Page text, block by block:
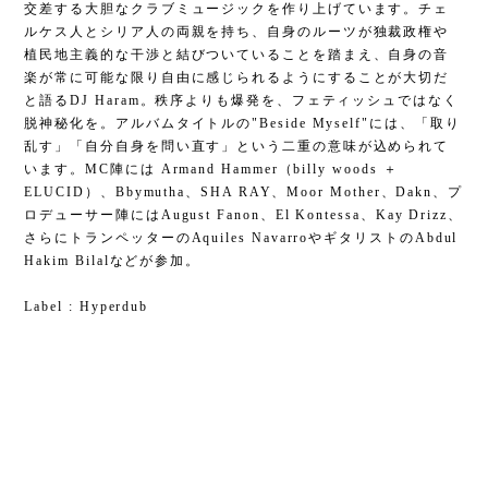
交差する大胆なクラブミュージックを作り上げています。チェ
ルケス人とシリア人の両親を持ち、自身のルーツが独裁政権や
植民地主義的な干渉と結びついていることを踏まえ、自身の音
楽が常に可能な限り自由に感じられるようにすることが大切だ
と語るDJ Haram。秩序よりも爆発を、フェティッシュではなく
脱神秘化を。アルバムタイトルの"Beside Myself"には、「取り
乱す」「自分自身を問い直す」という二重の意味が込められて
います。MC陣には Armand Hammer（billy woods ＋
ELUCID）、Bbymutha、SHA RAY、Moor Mother、Dakn、プ
ロデューサー陣にはAugust Fanon、El Kontessa、Kay Drizz、
さらにトランペッターのAquiles NavarroやギタリストのAbdul
Hakim Bilalなどが参加。
Label : Hyperdub